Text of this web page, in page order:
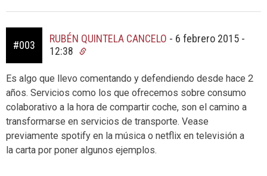
#003
RUBÉN QUINTELA CANCELO - 6 febrero 2015 -
12:38
Es algo que llevo comentando y defendiendo desde hace 2
años. Servicios como los que ofrecemos sobre consumo
colaborativo a la hora de compartir coche, son el camino a
transformarse en servicios de transporte. Vease
previamente spotify en la música o netflix en televisión a
la carta por poner algunos ejemplos.